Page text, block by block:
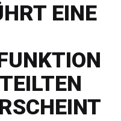
EINE